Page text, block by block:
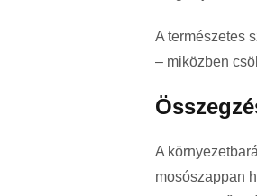
A természetes
– miközben
A
mosószappan